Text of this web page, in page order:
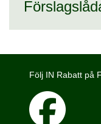
Följ IN Rabatt på